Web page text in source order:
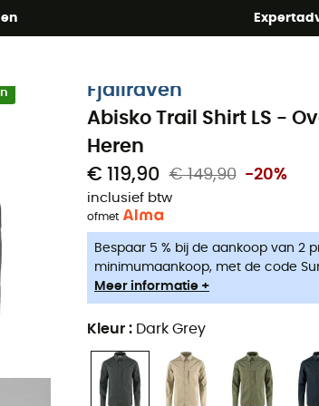
met code Summer5
Fjällräven
Abisko Trail Shirt LS -
Heren
€ 119,90 € 149,90 -20%
inclusief btw
ofmet
Bespaar 5 % bij de aankoop van 2
minimumaankoop, met de code
Meer informatie +
Kleur : Dark Grey